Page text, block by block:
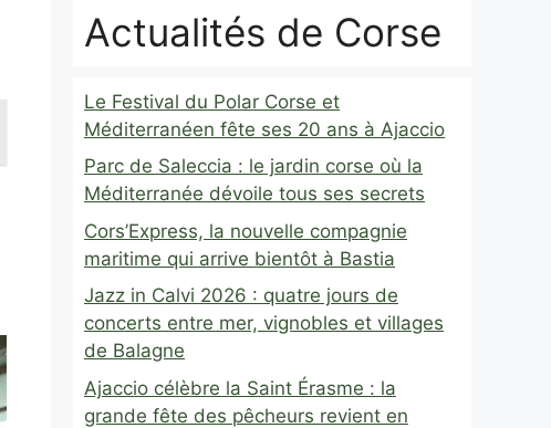
Actualités de Corse
Le Festival du Polar Corse et
Méditerranéen fête ses 20 ans à Ajaccio
Parc de Saleccia : le jardin corse où la
Méditerranée dévoile tous ses secrets
Cors’Express, la nouvelle compagnie
maritime qui arrive bientôt à Bastia
Jazz in Calvi 2026 : quatre jours de
concerts entre mer, vignobles et villages
de Balagne
Ajaccio célèbre la Saint Érasme : la
grande fête des pêcheurs revient en